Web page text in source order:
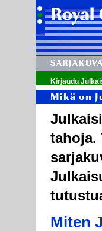
Kirjaudu
Mikä on
tahoja.
Miten